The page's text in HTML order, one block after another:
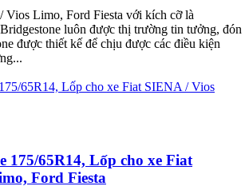
Limo, Ford Fiesta với kích cỡ là
luôn được thị trường tin tưởng, đón
được thiết kế để chịu được các điều kiện
175/65R14, Lốp cho xe Fiat
Ford Fiesta